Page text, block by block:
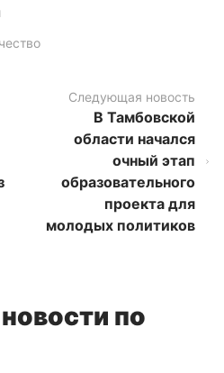
Следующая новость
В Тамбовской
области начался
очный этап
образовательного
проекта для
молодых политиков
по